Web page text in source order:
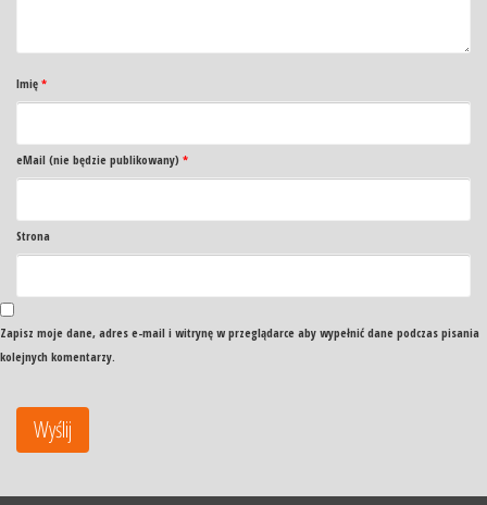
Imię *
eMail (nie będzie publikowany) *
Strona
Zapisz moje dane, adres e-mail i witrynę w przeglądarce aby wypełnić dane podczas pisania
kolejnych komentarzy.